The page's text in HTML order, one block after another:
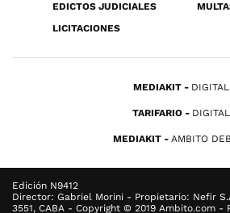
EDICTOS JUDICIALES
LICITACIONES
MEDIAKIT DIGITAL
TARIFARIO DIGITAL
MEDIAKIT AMBITO
Edición N9412
Director: Gabriel Morini - Propietario: Nefir
3551, CABA - Copyright © 2019 Ambito.com -